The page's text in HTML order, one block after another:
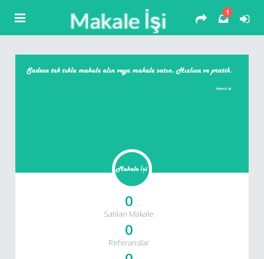
1
0
Satılan Makale
0
Referanslar